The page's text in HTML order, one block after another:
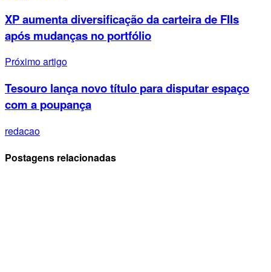
XP aumenta diversificação da carteira de FIIs
após mudanças no portfólio
Próximo artigo
Tesouro lança novo título para disputar espaço
com a poupança
redacao
Postagens relacionadas